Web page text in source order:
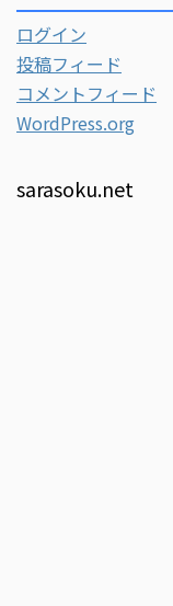
ログイン
投稿フィード
コメントフィード
WordPress.org
sarasoku.net